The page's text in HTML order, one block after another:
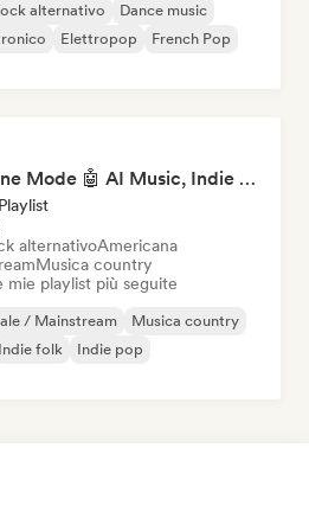
alternativo
Dance music
Elettropop
French Pop
Pop Machine Mode 🤖 AI Music, Indie Pop & Dream Pop
alternativoAmericana
Musica country
playlist più seguite
/ Mainstream
Musica country
Indie folk
Indie pop